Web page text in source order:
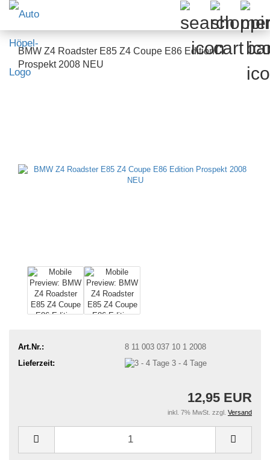
BMW Z4 Roadster E85 Z4 Coupe E86 Edition
Prospekt 2008 NEU
Art.Nr.:
8 11 003 037 10 1 2008
Lieferzeit:
3 - 4 Tage
12,95 EUR
inkl. 7% MwSt. zzgl. Versand